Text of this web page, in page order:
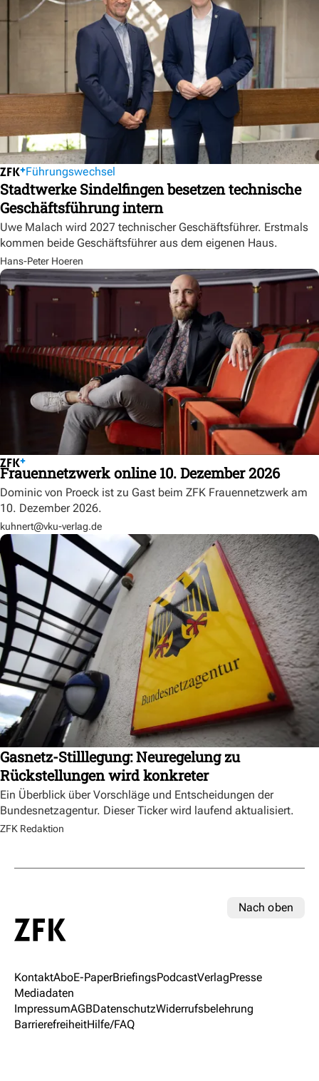
Führungswechsel
Stadtwerke Sindelfingen besetzen technische
Geschäftsführung intern
Uwe Malach wird 2027 technischer Geschäftsführer. Erstmals
kommen beide Geschäftsführer aus dem eigenen Haus.
Hans-Peter Hoeren
Frauennetzwerk online 10. Dezember 2026
Dominic von Proeck ist zu Gast beim ZFK Frauennetzwerk am
10. Dezember 2026.
kuhnert@vku-verlag.de
Gasnetz-Stilllegung: Neuregelung zu
Rückstellungen wird konkreter
Ein Überblick über Vorschläge und Entscheidungen der
Bundesnetzagentur. Dieser Ticker wird laufend aktualisiert.
ZFK Redaktion
Nach oben
KontaktAboE-PaperBriefingsPodcastVerlagPresse
Mediadaten
ImpressumAGBDatenschutzWiderrufsbelehrung
BarrierefreiheitHilfe/FAQ